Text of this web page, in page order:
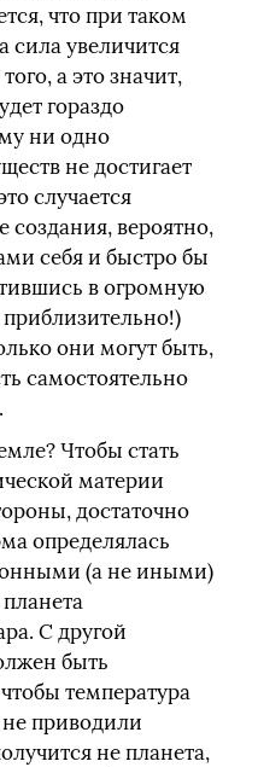
что при таком
сила увеличится
а это значит,
гораздо
ни одно
не достигает
случается
создания, вероятно,
себя и быстро бы
в огромную
они могут быть,
самостоятельно
Чтобы стать
материи
достаточно
определялась
(а не иными)
С другой
быть
температура
не приводили
не планета,